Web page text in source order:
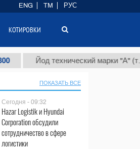
Йод технический марки "А" (т.)
ПОКАЗАТЬ ВСЕ
Сегодня - 09:32
Hazar Logistik и Hyundai
Corporation обсудили
сотрудничество в сфере
логистики
ENG TM РУС
КОТИРОВКИ